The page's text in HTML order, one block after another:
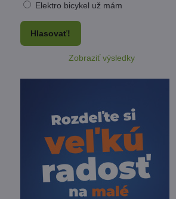
Elektro bicykel už mám
Hlasovať!
Zobraziť výsledky